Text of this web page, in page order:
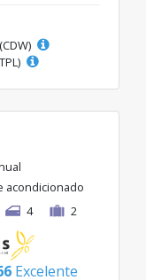
acondicionado
4 2
Excelente